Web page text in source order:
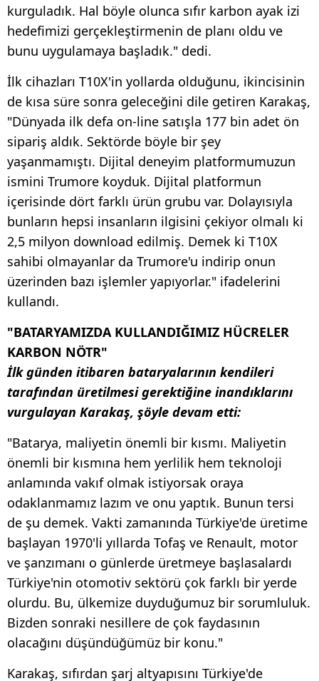
kurguladık. Hal böyle olunca sıfır karbon ayak izi
hedefimizi gerçekleştirmenin de planı oldu ve
bunu uygulamaya başladık." dedi.
İlk cihazları T10X'in yollarda olduğunu, ikincisinin
de kısa süre sonra geleceğini dile getiren Karakaş,
"Dünyada ilk defa on-line satışla 177 bin adet ön
sipariş aldık. Sektörde böyle bir şey
yaşanmamıştı. Dijital deneyim platformumuzun
ismini Trumore koyduk. Dijital platformun
içerisinde dört farklı ürün grubu var. Dolayısıyla
bunların hepsi insanların ilgisini çekiyor olmalı ki
2,5 milyon download edilmiş. Demek ki T10X
sahibi olmayanlar da Trumore'u indirip onun
üzerinden bazı işlemler yapıyorlar." ifadelerini
kullandı.
"BATARYAMIZDA KULLANDIĞIMIZ HÜCRELER
KARBON NÖTR"
İlk günden itibaren bataryalarının kendileri
tarafından üretilmesi gerektiğine inandıklarını
vurgulayan Karakaş, şöyle devam etti:
"Batarya, maliyetin önemli bir kısmı. Maliyetin
önemli bir kısmına hem yerlilik hem teknoloji
anlamında vakıf olmak istiyorsak oraya
odaklanmamız lazım ve onu yaptık. Bunun tersi
de şu demek. Vakti zamanında Türkiye'de üretime
başlayan 1970'li yıllarda Tofaş ve Renault, motor
ve şanzımanı o günlerde üretmeye başlasalardı
Türkiye'nin otomotiv sektörü çok farklı bir yerde
olurdu. Bu, ülkemize duyduğumuz bir sorumluluk.
Bizden sonraki nesillere de çok faydasının
olacağını düşündüğümüz bir konu."
Karakaş, sıfırdan şarj altyapısını Türkiye'de